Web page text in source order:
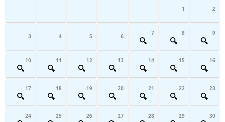
1 2
3 4 5 6 7 8 9
10 11 12 13 14 15 16
17 18 19 20 21 22 23
24 25 26 27 28 29 30